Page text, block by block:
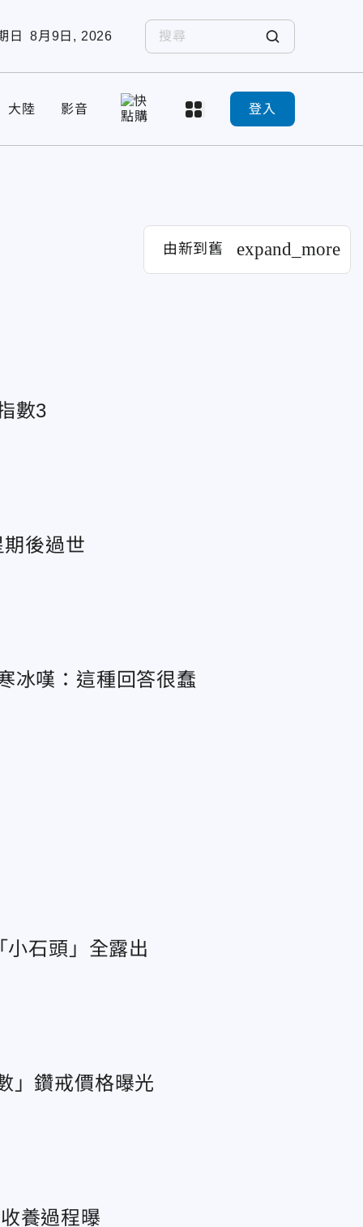
日 8月9日, 2026
大陸 影音 登入
由新到舊 expand_more
數3
後過世
嘆：這種回答很蠢
石頭」全露出
」鑽戒價格曝光
養過程曝